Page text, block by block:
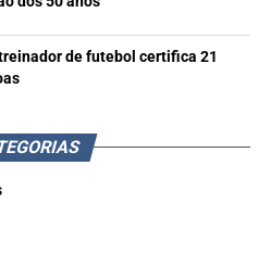
de futebol certifica 21